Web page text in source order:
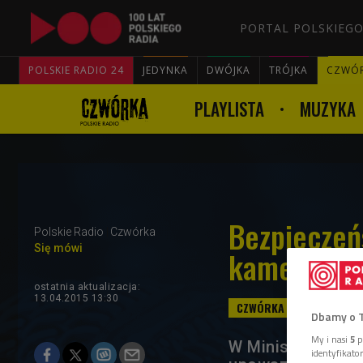
PORTAL
POLSKIE RADIO 24 JEDYNKA DWÓJKA TRÓJKA
PLAYLISTA MUZYKA
Polskie Radio
Czwórka
Się mówi
kamery?
ostatnia aktualizacja:
13.04.2015 13:30
W Ministerstwie
Dbamy o
My i nasi 5